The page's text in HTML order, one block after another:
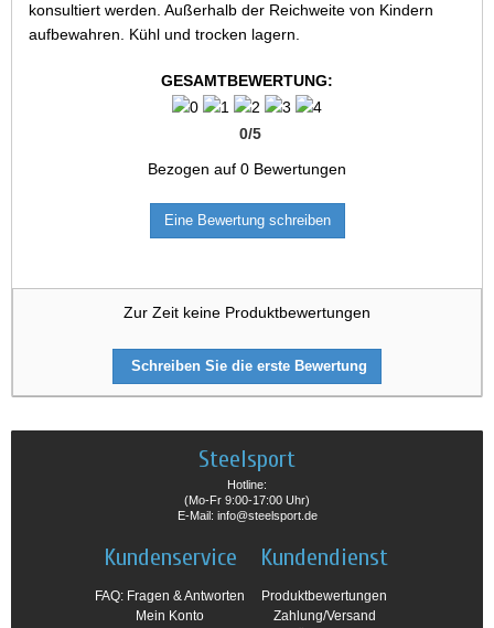
konsultiert werden. Außerhalb der Reichweite von Kindern
aufbewahren. Kühl und trocken lagern.
GESAMTBEWERTUNG:
0/5
Bezogen auf 0 Bewertungen
Eine Bewertung schreiben
Zur Zeit keine Produktbewertungen
Schreiben Sie die erste Bewertung
Steelsport
Hotline:
(Mo-Fr 9:00-17:00 Uhr)
E-Mail: info@steelsport.de
Kundenservice
FAQ: Fragen & Antworten
Mein Konto
Kundendienst
Produktbewertungen
Zahlung/Versand